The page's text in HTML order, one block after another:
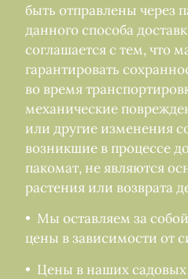
быть отправлены через
данного способа
соглашается с тем, что
гарантировать
во время
механические
или другие изменения
возникшие в процессе
пакомат, не являются
растения или возврата
• Мы оставляем за
цены в зависимости от
• Цены в наших садовых